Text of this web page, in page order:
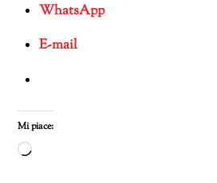
WhatsApp
E-mail
Mi piace:
Caricamento